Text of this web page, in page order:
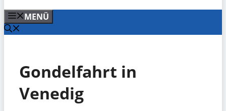
MENÜ
Gondelfahrt in
Venedig